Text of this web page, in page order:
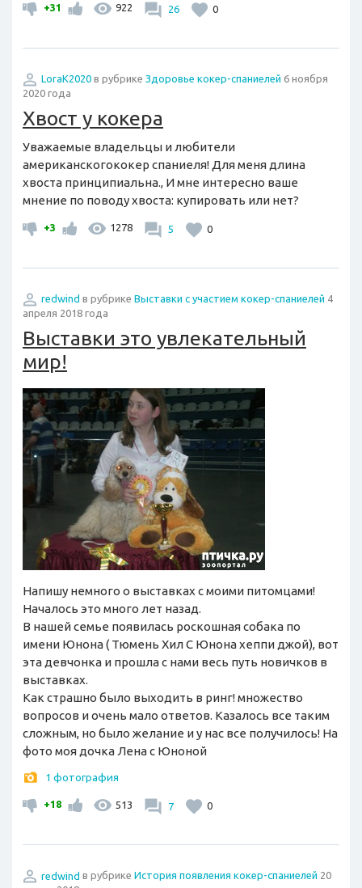
+31 922 26 0
LoraK2020 в рубрике Здоровье кокер-спаниелей 6 ноября
2020 года
Хвост у кокера
Уважаемые владельцы и любители
американскогококер спаниеля! Для меня длина
хвоста принципиальна., И мне интересно ваше
мнение по поводу хвоста: купировать или нет?
+3 1278 5 0
redwind в рубрике Выставки с участием кокер-спаниелей 4
апреля 2018 года
Выставки это увлекательный
мир!
Напишу немного о выставках с моими питомцами!
Началось это много лет назад.
В нашей семье появилась роскошная собака по
имени Юнона ( Тюмень Хил С Юнона хеппи джой), вот
эта девчонка и прошла с нами весь путь новичков в
выставках.
Как страшно было выходить в ринг! множество
вопросов и очень мало ответов. Казалось все таким
сложным, но было желание и у нас все получилось! На
фото моя дочка Лена с Юноной
1 фотография
+18 513 7 0
redwind в рубрике История появления кокер-спаниелей 20